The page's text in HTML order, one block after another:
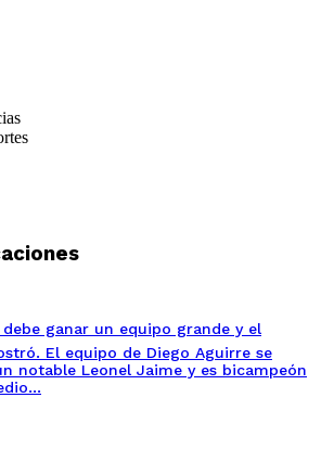
debe ganar un equipo grande y el
El equipo de Diego Aguirre se
notable Leonel Jaime y es bicampeón